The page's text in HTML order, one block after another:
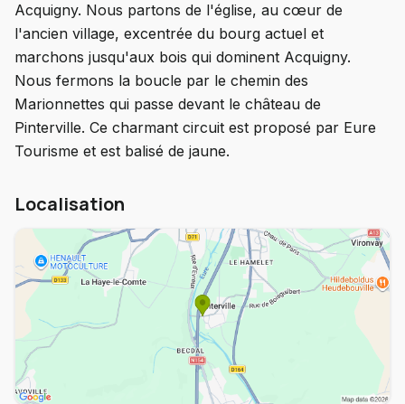
Acquigny. Nous partons de l'église, au cœur de
l'ancien village, excentrée du bourg actuel et
marchons jusqu'aux bois qui dominent Acquigny.
Nous fermons la boucle par le chemin des
Marionnettes qui passe devant le château de
Pinterville. Ce charmant circuit est proposé par Eure
Tourisme et est balisé de jaune.
Localisation